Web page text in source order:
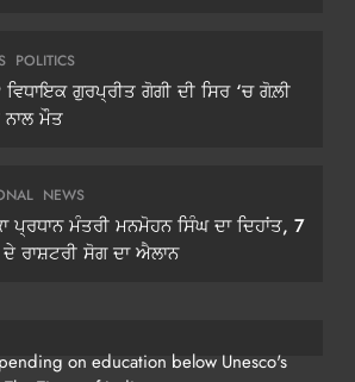
POLITICS
ਵਿਧਾਇਕ ਗੁਰਪ੍ਰੀਤ ਗੋਗੀ ਦੀ ਸਿਰ ‘ਚ ਗੋਲ਼ੀ
ਮੌਤ
NEWS
ਪ੍ਰਧਾਨ ਮੰਤਰੀ ਮਨਮੋਹਨ ਸਿੰਘ ਦਾ ਦਿਹਾਂਤ, 7
ਦੇ ਰਾਸ਼ਟਰੀ ਸੋਗ ਦਾ ਐਲਾਨ
on education below Unesco's